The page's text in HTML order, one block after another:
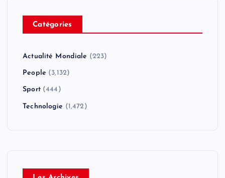
Catégories
Actualité Mondiale (223)
People (3,132)
Sport(444)
Technologie (1,472)